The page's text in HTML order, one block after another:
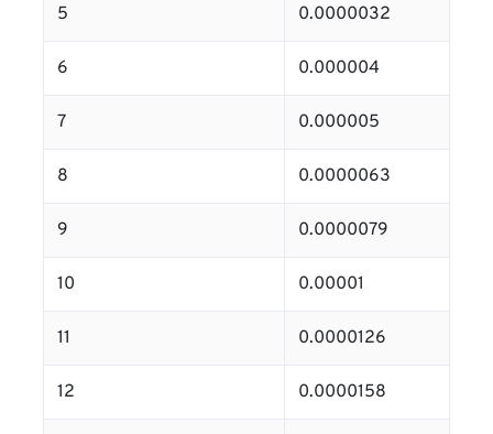
5 0.0000032
6 0.000004
7 0.000005
8 0.0000063
9 0.0000079
10 0.00001
11 0.0000126
12 0.0000158